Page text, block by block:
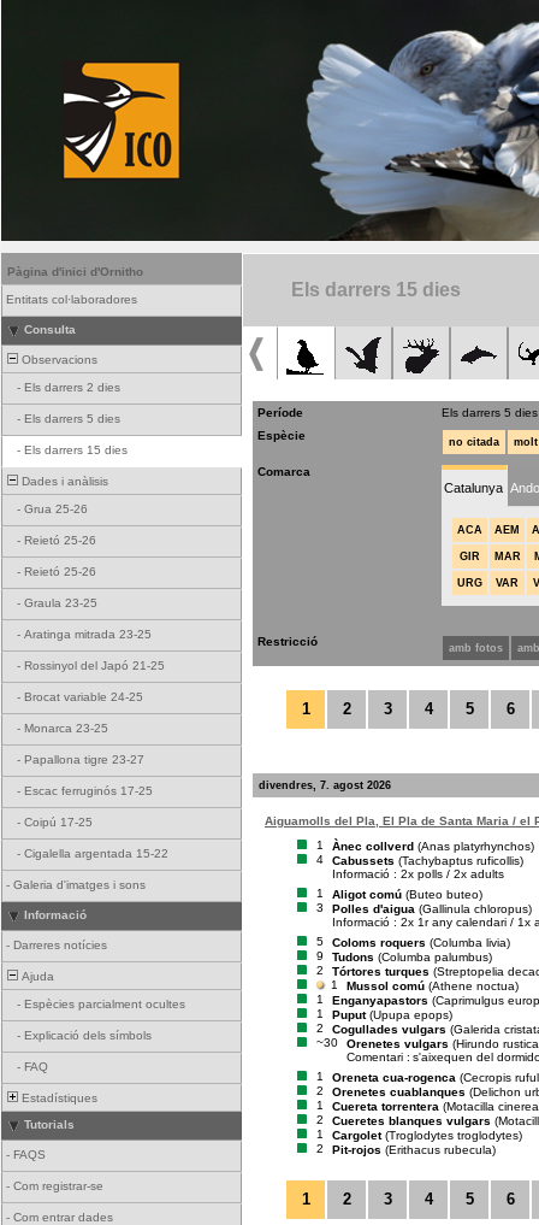
Pàgina d'inici d'Ornitho
Entitats col·laboradores
Consulta
Observacions
- Els darrers 2 dies
- Els darrers 5 dies
- Els darrers 15 dies
Dades i anàlisis
- Grua 25-26
- Reietó 25-26
- Reietó 25-26
- Graula 23-25
- Aratinga mitrada 23-25
- Rossinyol del Japó 21-25
- Brocat variable 24-25
- Monarca 23-25
- Papallona tigre 23-27
- Escac ferruginós 17-25
- Coipú 17-25
- Cigalella argentada 15-22
- Galeria d'imatges i sons
Informació
- Darreres notícies
Ajuda
- Espècies parcialment ocultes
- Explicació dels símbols
- FAQ
Estadístiques
Tutorials
- FAQS
- Com registrar-se
- Com entrar dades
Els darrers 15 dies
Període
Els darrers 5 dies
Espècie
no citada
Comarca
Catalunya
ACA AEM
GIR MAR
URG VAR
Restricció amb fotos
1 2 3 4 5 6
divendres, 7. agost 2026
Aiguamolls del Pla, El Pla de Santa Maria / el
1
Ànec collverd (Anas platyrhynchos)
4
Cabussets (Tachybaptus ruficollis)
Informació : 2x polls / 2x adults
1
Aligot comú (Buteo buteo)
3
Polles d'aigua (Gallinula chloropus)
Informació : 2x 1r any calendari / 1x
5
Coloms roquers (Columba livia)
9
Tudons (Columba palumbus)
2
Tórtores turques (Streptopelia
1
Mussol comú (Athene noctua)
1
Enganyapastors (Caprimulgus
1
Puput (Upupa epops)
2
Cogullades vulgars (Galerida
~30
Orenetes vulgars (Hirundo
Comentari : s'aixequen del
1
Oreneta cua-rogenca (Cecropis
2
Orenetes cuablanques (Delichon
1
Cuereta torrentera (Motacilla
2
Cueretes blanques vulgars
1
Cargolet (Troglodytes troglodytes)
2
Pit-rojos (Erithacus rubecula)
1 2 3 4 5 6